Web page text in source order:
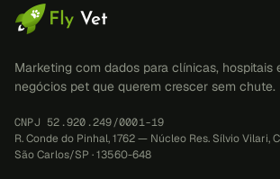
Marketing com dados para clínicas, hospitais
negócios pet que querem crescer sem chute.
CNPJ 52.920.249/0001-19
R. Conde do Pinhal, 1762 — Núcleo Res. Sílvio Vilari,
São Carlos/SP · 13560-648